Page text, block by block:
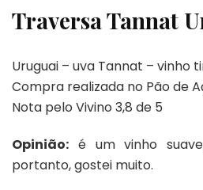
Traversa Tannat
Uruguai – uva Tannat – vinho
Compra realizada no Pão de
Nota pelo Vivino 3,8 de 5
Opinião: é um vinho
portanto, gostei muito.